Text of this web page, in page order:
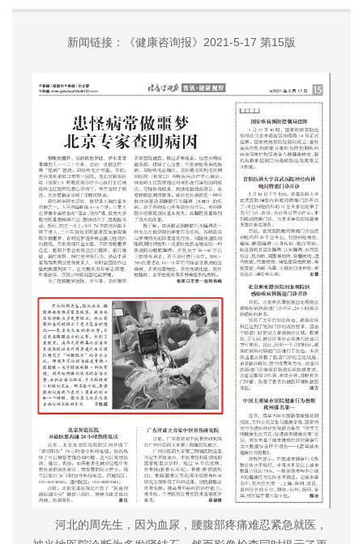
新闻链接：《健康咨询报》2021-5-17 第15版
河北的周先生，因为血尿，腰腹部疼痛难忍紧急就医，